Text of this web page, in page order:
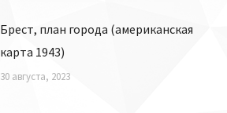
Брест, план города (американская
карта 1943)
30 августа, 2023